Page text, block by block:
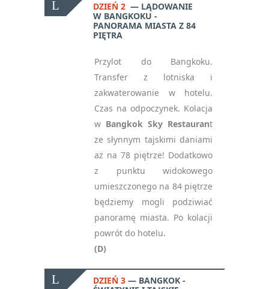
DZIEŃ 2
LĄDOWANIE
W BANGKOKU -
PANORAMA MIASTA Z 84
PIĘTRA
Przylot do Bangkoku.
Transfer z lotniska i
zakwaterowanie w hotelu.
Czas na odpoczynek. Kolacja
w Bangkok Sky Restaurant
ze słynnym tajskimi daniami
aż na 78 piętrze! Dodatkowo
z punktu widokowego
umieszczonego na 84 piętrze
będziemy mogli podziwiać
panoramę miasta. Po kolacji
powrót do hotelu.
(D)
DZIEŃ 3
BANGKOK -